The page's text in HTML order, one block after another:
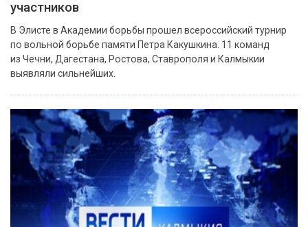
участников
В Элисте в Академии борьбы прошел всероссийский турнир
по вольной борьбе памяти Петра Какушкина. 11 команд
из Чечни, Дагестана, Ростова, Ставрополя и Калмыкии
выявляли сильнейших.